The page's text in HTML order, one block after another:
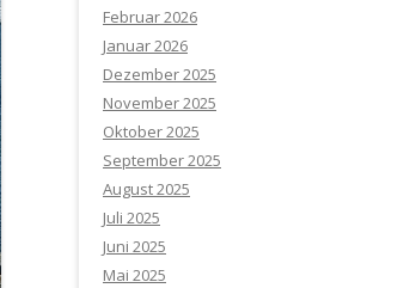
Februar 2026
Januar 2026
Dezember 2025
November 2025
Oktober 2025
September 2025
August 2025
Juli 2025
Juni 2025
Mai 2025